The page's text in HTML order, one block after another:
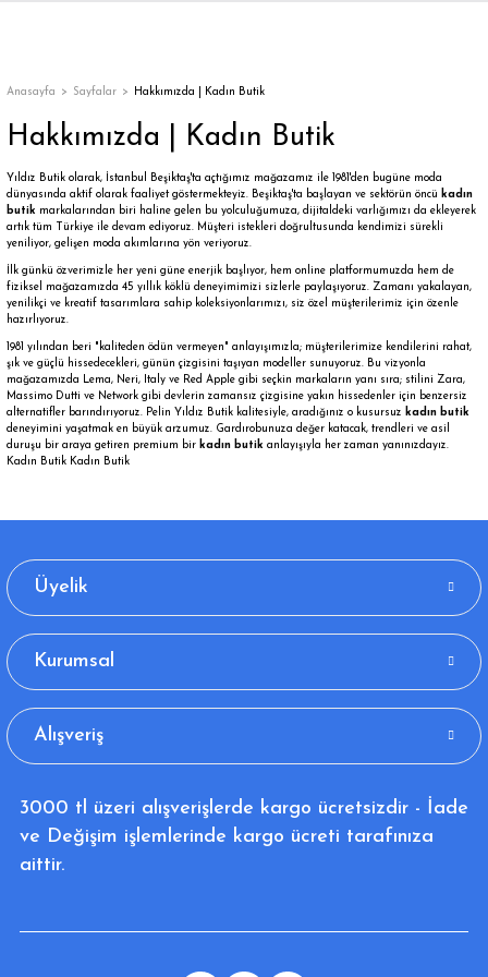
Trençkot
Trençkot
Yağmurluk
Trençkot
Trençkot
Yağmurluk
Anasayfa Sayfalar Hakkımızda | Kadın Butik
Hakkımızda | Kadın Butik
Yıldız Butik olarak, İstanbul Beşiktaş'ta açtığımız mağazamız ile 1981'den bugüne moda
dünyasında aktif olarak faaliyet göstermekteyiz. Beşiktaş'ta başlayan ve sektörün öncü kadın
butik markalarından biri haline gelen bu yolculuğumuza, dijitaldeki varlığımızı da ekleyerek
artık tüm Türkiye ile devam ediyoruz. Müşteri istekleri doğrultusunda kendimizi sürekli
yeniliyor, gelişen moda akımlarına yön veriyoruz.
İlk günkü özverimizle her yeni güne enerjik başlıyor, hem online platformumuzda hem de
fiziksel mağazamızda 45 yıllık köklü deneyimimizi sizlerle paylaşıyoruz. Zamanı yakalayan,
yenilikçi ve kreatif tasarımlara sahip koleksiyonlarımızı, siz özel müşterilerimiz için özenle
hazırlıyoruz.
1981 yılından beri "kaliteden ödün vermeyen" anlayışımızla; müşterilerimize kendilerini rahat,
şık ve güçlü hissedecekleri, günün çizgisini taşıyan modeller sunuyoruz. Bu vizyonla
mağazamızda Lema, Neri, Italy ve Red Apple gibi seçkin markaların yanı sıra; stilini Zara,
Massimo Dutti ve Network gibi devlerin zamansız çizgisine yakın hissedenler için benzersiz
alternatifler barındırıyoruz. Pelin Yıldız Butik kalitesiyle, aradığınız o kusursuz kadın butik
deneyimini yaşatmak en büyük arzumuz. Gardırobunuza değer katacak, trendleri ve asil
duruşu bir araya getiren premium bir kadın butik anlayışıyla her zaman yanınızdayız.
Kadın Butik Kadın Butik
Üyelik
Kurumsal
Alışveriş
3000 tl üzeri alışverişlerde kargo ücretsizdir - İade
ve Değişim işlemlerinde kargo ücreti tarafınıza
aittir.